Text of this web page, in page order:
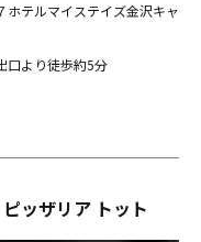
ホテルマイステイズ金沢キャ
口より徒歩約5分
ッザリア トット